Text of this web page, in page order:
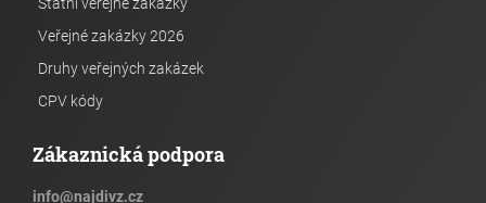
Veřejné zakázky 2026
Druhy veřejných zakázek
CPV kódy
Zákaznická podpora
info@najdivz.cz